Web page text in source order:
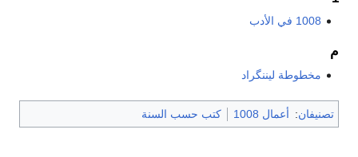
1008 في الأدب
مخطوطة ليننگراد
تصنيفان: أعمال 1008 كتب حسب السنة